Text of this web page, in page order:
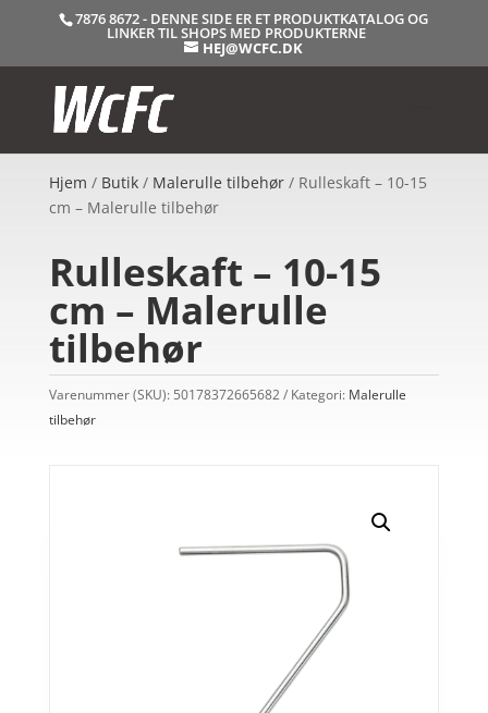
7876 8672 - DENNE SIDE ER ET PRODUKTKATALOG OG
LINKER TIL SHOPS MED PRODUKTERNE
HEJ@WCFC.DK
Hjem / Butik/ Malerulle tilbehør/ Rulleskaft – 10-15
cm – Malerulle tilbehør
Rulleskaft – 10-15
cm – Malerulle
tilbehør
Varenummer (SKU): 50178372665682 Kategori: Malerulle
tilbehør